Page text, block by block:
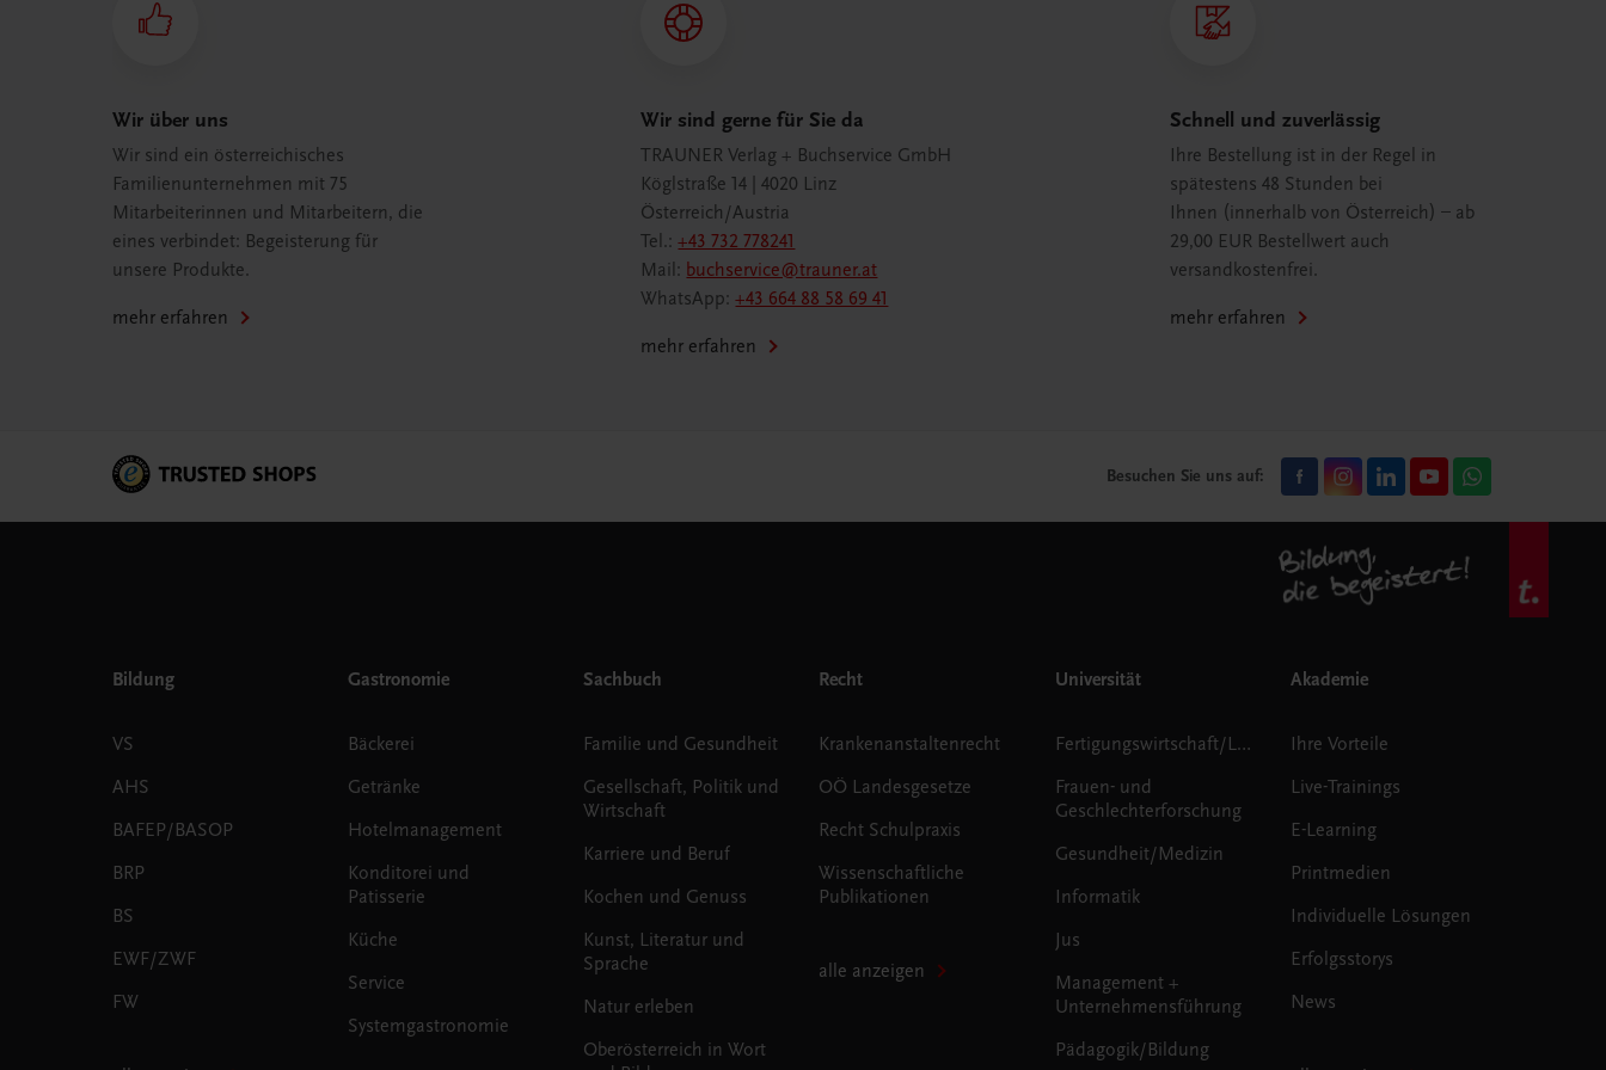
Wir über uns
Wir sind ein österreichisches
Familienunternehmen mit 75
Mitarbeiterinnen und Mitarbeitern, die
eines verbindet: Begeisterung für
unsere Produkte.
mehr erfahren
Wir sind gerne für Sie da
TRAUNER Verlag + Buchservice GmbH
Köglstraße 14 | 4020 Linz
Österreich/Austria
Tel.:+43 732 778241
Mail: buchservice@trauner.at
WhatsApp:+43 664 88 58 69 41
mehr erfahren
Schnell und zuverlässig
Ihre Bestellung ist in der Regel in
spätestens 48 Stunden bei
Ihnen (innerhalb von Österreich) – ab
29,00 EUR Bestellwert auch
versandkostenfrei.
mehr erfahren
Besuchen Sie uns auf:
Bildung
VS
AHS
BAFEP/BASOP
BRP
BS
EWF/ZWF
FW
Gastronomie
Bäckerei
Getränke
Hotelmanagement
Konditorei und
Patisserie
Küche
Service
Systemgastronomie
Sachbuch
Familie und Gesundheit
Gesellschaft, Politik und
Wirtschaft
Karriere und Beruf
Kochen und Genuss
Kunst, Literatur und
Sprache
Natur erleben
Oberösterreich in Wort
Recht
Krankenanstaltenrecht
OÖ Landesgesetze
Recht Schulpraxis
Wissenschaftliche
Publikationen
alle anzeigen
Universität
Fertigungswirtschaft/Logistik
Frauen- und
Geschlechterforschung
Gesundheit/Medizin
Informatik
Jus
Management +
Unternehmensführung
Pädagogik/Bildung
Akademie
Ihre Vorteile
Live-Trainings
E-Learning
Printmedien
Individuelle Lösungen
Erfolgsstorys
News